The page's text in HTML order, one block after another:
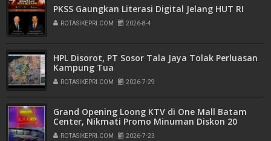
PKSS Gaungkan Literasi Digital Jelang HUT RI
ROTASIKEPRI.COM 2026-8-4
HPL Disorot, PT Sosor Tala Jaya Tolak Perluasan
Kampung Tua
ROTASIKEPRI.COM 2026-7-29
Grand Opening Loong KTV di One Mall Batam
Center, Nikmati Promo Minuman Diskon 20
Persen
ROTASIKEPRI.COM 2026-7-23